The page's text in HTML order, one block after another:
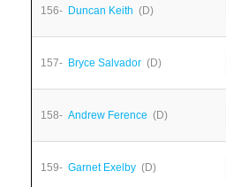
156- Duncan Keith (D)
157- Bryce Salvador (D)
158- Andrew Ference (D)
159- Garnet Exelby (D)